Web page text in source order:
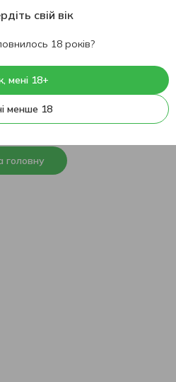
404
сторінка не
головну
свій вік
18 років?
мені 18+
менше 18